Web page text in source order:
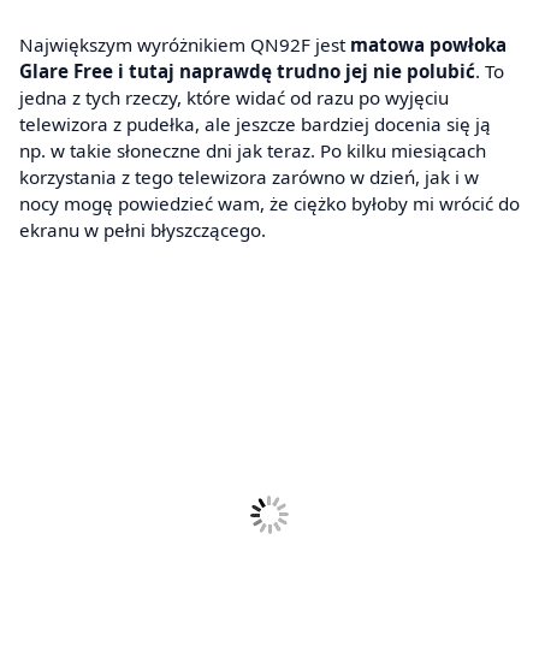
Największym wyróżnikiem QN92F jest matowa powłoka
Glare Free i tutaj naprawdę trudno jej nie polubić. To
jedna z tych rzeczy, które widać od razu po wyjęciu
telewizora z pudełka, ale jeszcze bardziej docenia się ją
np. w takie słoneczne dni jak teraz. Po kilku miesiącach
korzystania z tego telewizora zarówno w dzień, jak i w
nocy mogę powiedzieć wam, że ciężko byłoby mi wrócić do
ekranu w pełni błyszczącego.